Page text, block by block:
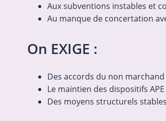
Aux subventions instables et
Au manque de concertation
On EXIGE :
Des accords du non
Le maintien des dispositifs
Des moyens structurels
01-06-2026